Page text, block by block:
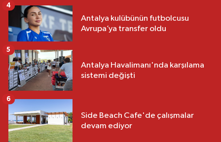
Antalya kulübünün futbolcusu
Avrupa’ya transfer oldu
4
Antalya Havalimanı'nda karşılama
sistemi değişti
5
Side Beach Cafe'de çalışmalar
devam ediyor
6